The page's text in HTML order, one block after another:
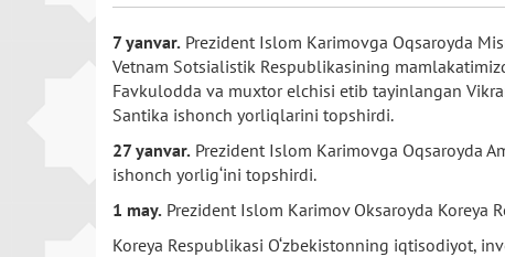
7 yanvar. Prezident Islom Karimovga Oqsaroyda
Vetnam Sotsialistik Respublikasining
Favkulodda va muxtor elchisi etib tayinlangan
Santika ishonch yorliqlarini topshirdi.
27 yanvar. Prezident Islom Karimovga Oqsaroyda
ishonch yorlig‘ini topshirdi.
1 may. Prezident Islom Karimov Oksaroyda Koreya
Koreya Respublikasi O‘zbekistonning iqtisodiyot,